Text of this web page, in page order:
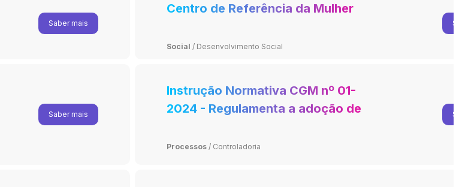
Saber mais
Centro de Referência da Mulher
Social / Desenvolvimento Social
Saber mais
Instrução Normativa CGM nº 01-
2024 - Regulamenta a adoção de
Processos / Controladoria